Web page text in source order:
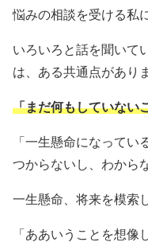
悩みの相談を受ける私
いろいろと話を聞いて
は、ある共通点があり
「まだ何もしていない
「一生懸命になって
つからないし、わから
一生懸命、将来を模索
「ああいうことを想像